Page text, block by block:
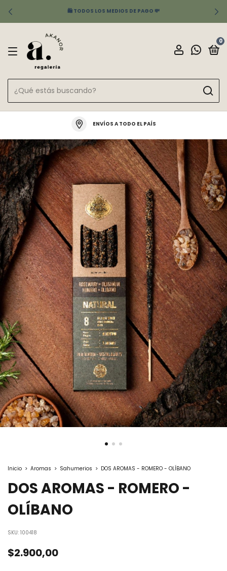
🛍️ TODOS LOS MEDIOS DE PAGO 💸
0
ENVÍOS A TODO EL PAÍS
Inicio > Aromas > Sahumerios > DOS AROMAS - ROMERO - OLÍBANO
DOS AROMAS - ROMERO -
OLÍBANO
SKU: 100418
$2.900,00